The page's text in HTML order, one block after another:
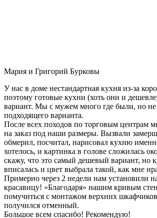
Мария и Григорий Бурковы
У нас в доме нестандартная кухня из-за
поэтому готовые кухни (хоть они и
вариант. Мы с мужем много где были, но
подходящего варианта.
После всех походов по торговым центрам
на заказ под наши размеры. Вызвали
обмерил, посчитал, нарисовал кухню
хотелось, и картинка в голове сложилась
скажу, что это самый дешевый вариант, но
вписалась и цвет выбрала такой, как мне
Примерно через 2 недели нам установили
красавицу! «Благодаря» нашим кривым
помучиться с монтажом верхних
получился отменный.
Большое всем спасибо! Рекомендую!